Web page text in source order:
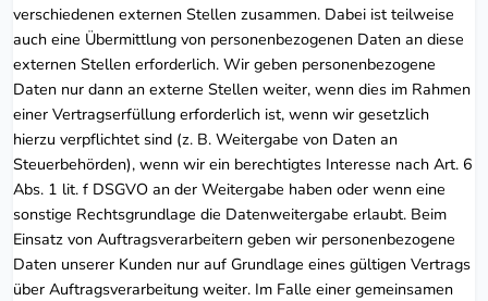
verschiedenen externen Stellen zusammen. Dabei ist teilweise
auch eine Übermittlung von personenbezogenen Daten an diese
externen Stellen erforderlich. Wir geben personenbezogene
Daten nur dann an externe Stellen weiter, wenn dies im Rahmen
einer Vertragserfüllung erforderlich ist, wenn wir gesetzlich
hierzu verpflichtet sind (z. B. Weitergabe von Daten an
Steuerbehörden), wenn wir ein berechtigtes Interesse nach Art. 6
Abs. 1 lit. f DSGVO an der Weitergabe haben oder wenn eine
sonstige Rechtsgrundlage die Datenweitergabe erlaubt. Beim
Einsatz von Auftragsverarbeitern geben wir personenbezogene
Daten unserer Kunden nur auf Grundlage eines gültigen Vertrags
über Auftragsverarbeitung weiter. Im Falle einer gemeinsamen